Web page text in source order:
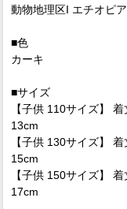
動物地理区I エチオピ
■色
カーキ
■サイズ
【子供 110サイズ】
13cm
【子供 130サイズ】
15cm
【子供 150サイズ】
17cm